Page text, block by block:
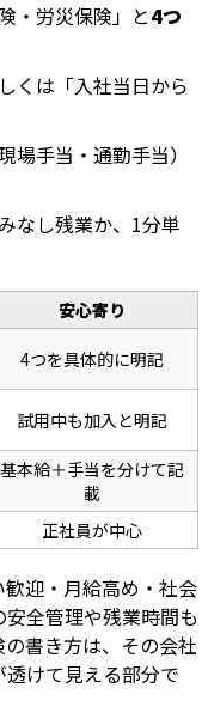
・労災保険」と4つ
くは「入社当日から
手当・通勤手当）
なし残業か、1分単
安心寄り
4つを具体的に明記
試用中も加入と明記
基本給＋手当を分けて記
載
正社員が中心
迎・月給高め・社会
全管理や残業時間も
書き方は、その会社
けて見える部分で